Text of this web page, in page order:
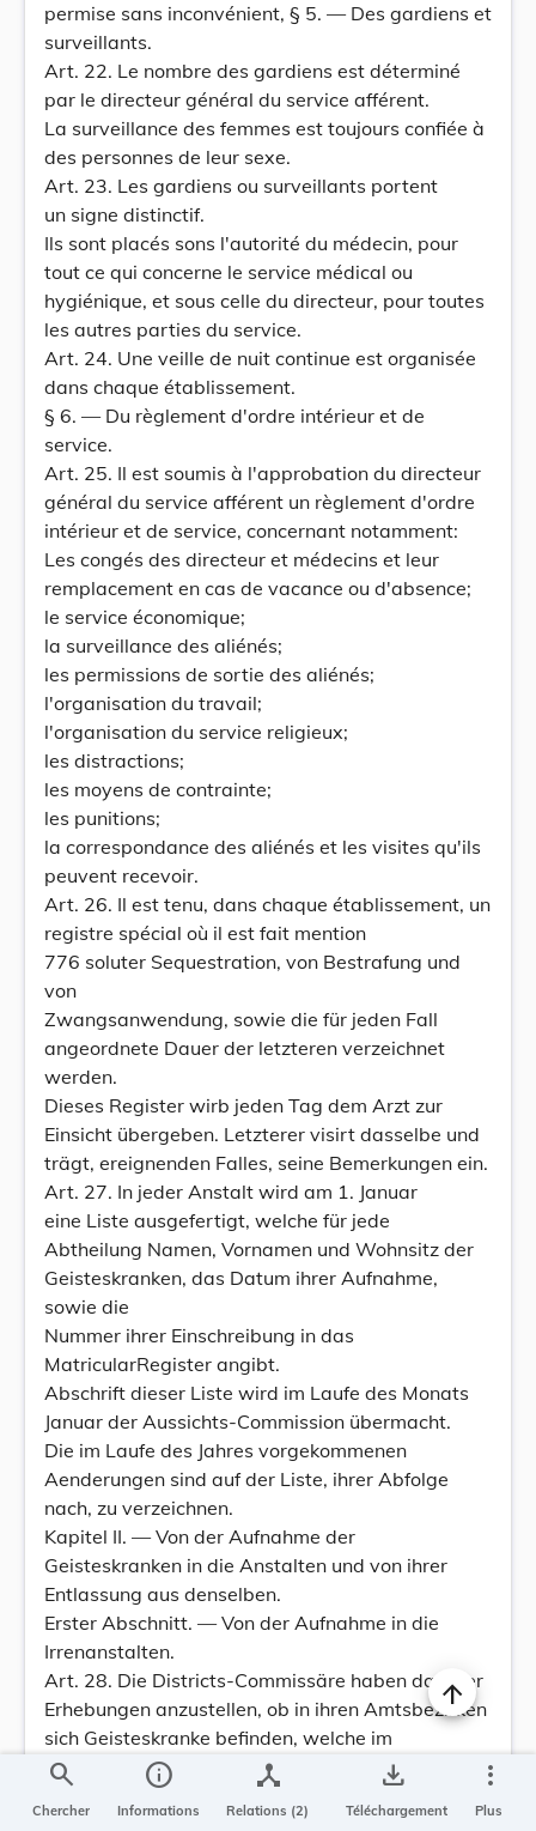
permise sans inconvénient, § 5. — Des gardiens et
surveillants.
Art. 22. Le nombre des gardiens est déterminé
par le directeur général du service afférent.
La surveillance des femmes est toujours confiée à
des personnes de leur sexe.
Art. 23. Les gardiens ou surveillants portent
un signe distinctif.
Ils sont placés sons l'autorité du médecin, pour
tout ce qui concerne le service médical ou
hygiénique, et sous celle du directeur, pour toutes
les autres parties du service.
Art. 24. Une veille de nuit continue est organisée
dans chaque établissement.
§ 6. — Du règlement d'ordre intérieur et de
service.
Art. 25. Il est soumis à l'approbation du directeur
général du service afférent un règlement d'ordre
intérieur et de service, concernant notamment:
Les congés des directeur et médecins et leur
remplacement en cas de vacance ou d'absence;
le service économique;
la surveillance des aliénés;
les permissions de sortie des aliénés;
l'organisation du travail;
l'organisation du service religieux;
les distractions;
les moyens de contrainte;
les punitions;
la correspondance des aliénés et les visites qu'ils
peuvent recevoir.
Art. 26. Il est tenu, dans chaque établissement, un
registre spécial où il est fait mention
776 soluter Sequestration, von Bestrafung und
von
Zwangsanwendung, sowie die für jeden Fall
angeordnete Dauer der letzteren verzeichnet
werden.
Dieses Register wirb jeden Tag dem Arzt zur
Einsicht übergeben. Letzterer visirt dasselbe und
trägt, ereignenden Falles, seine Bemerkungen ein.
Art. 27. In jeder Anstalt wird am 1. Januar
eine Liste ausgefertigt, welche für jede
Abtheilung Namen, Vornamen und Wohnsitz der
Geisteskranken, das Datum ihrer Aufnahme,
sowie die
Nummer ihrer Einschreibung in das
MatricularRegister angibt.
Abschrift dieser Liste wird im Laufe des Monats
Januar der Aussichts-Commission übermacht.
Die im Laufe des Jahres vorgekommenen
Aenderungen sind auf der Liste, ihrer Abfolge
nach, zu verzeichnen.
Kapitel II. — Von der Aufnahme der
Geisteskranken in die Anstalten und von ihrer
Entlassung aus denselben.
Erster Abschnitt. — Von der Aufnahme in die
Irrenanstalten.
Art. 28. Die Districts-Commissäre haben darüber
Erhebungen anzustellen, ob in ihren Amtsbezirken
sich Geisteskranke befinden, welche im
Interesse der öffentlichen Ordnung und Sicherheit
oder im Interesse ihrer eigenen Sicherheit
search
Chercher
info
Informations
device_hub
Relations (2)
save_alt
Téléchargement
more_vert
Plus